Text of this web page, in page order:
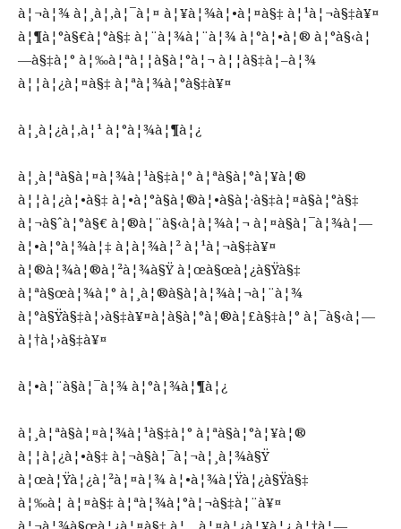
à¦¬à¦¾ à¦¸à¦‚à¦¯à¦¤ à¦¥à¦¾à¦•à¦¤à§‡ à¦¹à¦¬à§‡à¥¤
à¦¶à¦°à§€à¦°à§‡ à¦¨à¦¾à¦¨à¦¾ à¦°à¦•à¦® à¦°à§‹à¦
—à§‡à¦° à¦‰à¦ªà¦¦à§à¦°à¦¬ à¦¦à§‡à¦–à¦¾
à¦¦à¦¿à¦¤à§‡ à¦ªà¦¾à¦°à§‡à¥¤
à¦¸à¦¿à¦‚à¦¹ à¦°à¦¾à¦¶à¦¿
à¦¸à¦ªà§à¦¤à¦¾à¦¹à§‡à¦° à¦ªà§à¦°à¦¥à¦®
à¦¦à¦¿à¦•à§‡ à¦•à¦°à§à¦®à¦•à§à¦·à§‡à¦¤à§à¦°à§‡
à¦¬à§ˆà¦°à§€ à¦®à¦¨à§‹à¦­à¦¾à¦¬ à¦¤à§à¦¯à¦¾à¦—
à¦•à¦°à¦¾à¦‡ à¦­à¦¾à¦² à¦¹à¦¬à§‡à¥¤
à¦®à¦¾à¦®à¦²à¦¾à§Ÿ à¦œà§œà¦¿à§Ÿà§‡
à¦ªà§œà¦¾à¦° à¦¸à¦®à§à¦­à¦¾à¦¬à¦¨à¦¾
à¦°à§Ÿà§‡à¦›à§‡à¥¤à¦­à§à¦°à¦®à¦£à§‡à¦° à¦¯à§‹à¦—
à¦†à¦›à§‡à¥¤
à¦•à¦¨à§à¦¯à¦¾ à¦°à¦¾à¦¶à¦¿
à¦¸à¦ªà§à¦¤à¦¾à¦¹à§‡à¦° à¦ªà§à¦°à¦¥à¦®
à¦¦à¦¿à¦•à§‡ à¦¬à§à¦¯à¦¬à¦¸à¦¾à§Ÿ
à¦œà¦Ÿà¦¿à¦²à¦¤à¦¾ à¦•à¦¾à¦Ÿà¦¿à§Ÿà§‡
à¦‰à¦ à¦¤à§‡ à¦ªà¦¾à¦°à¦¬à§‡à¦¨à¥¤